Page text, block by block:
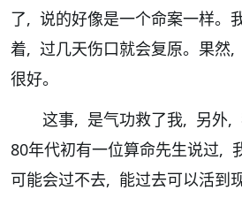
了, 说的好像是一个命案一样。
着, 过几天伤口就会复原。果然
很好。
这事, 是气功救了我, 另外,
80年代初有一位算命先生说过,
可能会过不去, 能过去可以活到